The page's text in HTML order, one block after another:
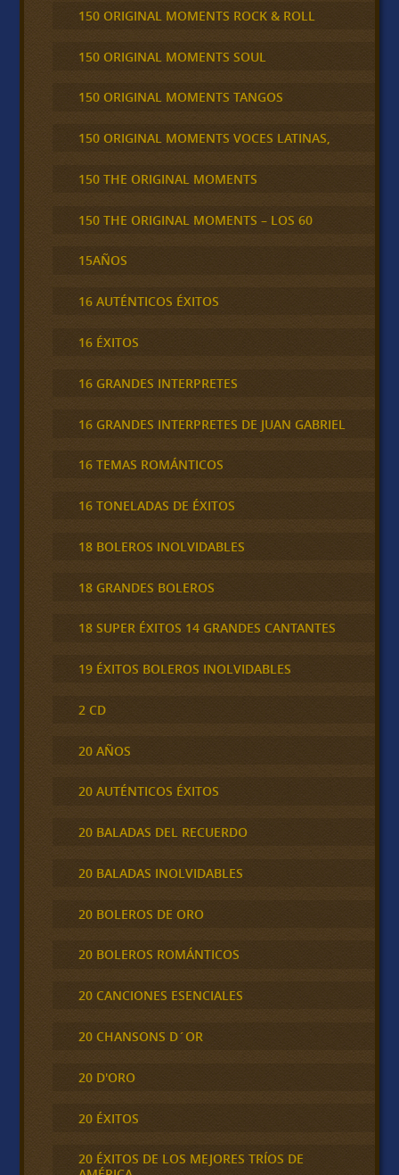
150 ORIGINAL MOMENTS ROCK & ROLL
150 ORIGINAL MOMENTS SOUL
150 ORIGINAL MOMENTS TANGOS
150 ORIGINAL MOMENTS VOCES LATINAS,
150 THE ORIGINAL MOMENTS
150 THE ORIGINAL MOMENTS – LOS 60
15AÑOS
16 AUTÉNTICOS ÉXITOS
16 ÉXITOS
16 GRANDES INTERPRETES
16 GRANDES INTERPRETES DE JUAN GABRIEL
16 TEMAS ROMÁNTICOS
16 TONELADAS DE ÉXITOS
18 BOLEROS INOLVIDABLES
18 GRANDES BOLEROS
18 SUPER ÉXITOS 14 GRANDES CANTANTES
19 ÉXITOS BOLEROS INOLVIDABLES
2 CD
20 AÑOS
20 AUTÉNTICOS ÉXITOS
20 BALADAS DEL RECUERDO
20 BALADAS INOLVIDABLES
20 BOLEROS DE ORO
20 BOLEROS ROMÁNTICOS
20 CANCIONES ESENCIALES
20 CHANSONS D´OR
20 D'ORO
20 ÉXITOS
20 ÉXITOS DE LOS MEJORES TRÍOS DE